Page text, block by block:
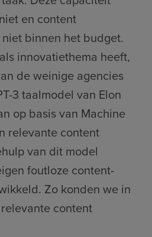
en content
binnen het budget.
innovatiethema heeft,
de weinige agencies
3 taalmodel van Elon
op basis van Machine
relevante content
van dit model
foutloze content-
Zo konden we in
content